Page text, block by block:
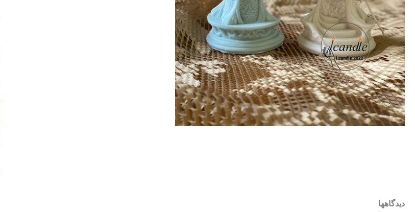
دیدگاهها